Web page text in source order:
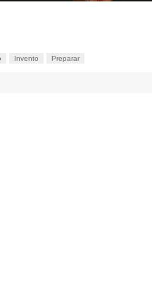
Invento Preparar